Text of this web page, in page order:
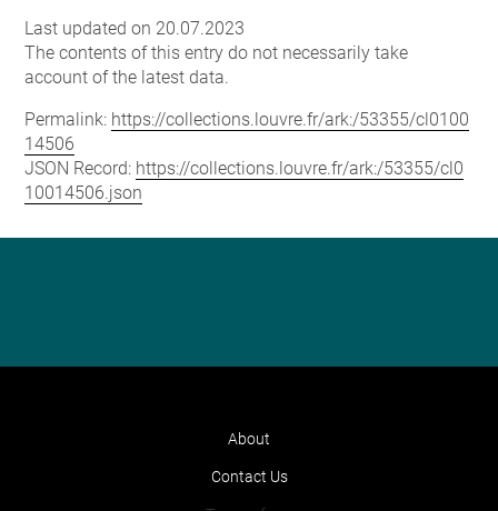
Last updated on 20.07.2023
The contents of this entry do not necessarily take
account of the latest data.
Permalink: https://collections.louvre.fr/ark:/53355/cl0100
14506
JSON Record: https://collections.louvre.fr/ark:/53355/cl0
10014506.json
About
Contact Us